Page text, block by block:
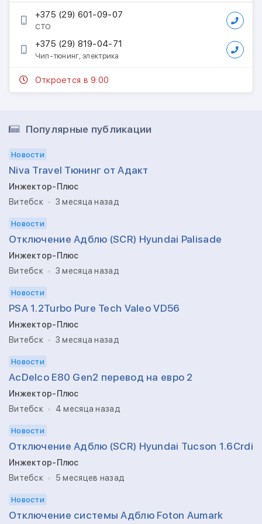
+375 (29) 601-09-07
СТО
+375 (29) 819-04-71
Чип-тюнинг, электрика
Откроется в 9:00
Популярные публикации
Новости
Niva Travel Тюнинг от Адакт
Инжектор-Плюс
Витебск
3 месяца назад
Новости
Отключение Адблю (SCR) Hyundai Palisade
Инжектор-Плюс
Витебск
3 месяца назад
Новости
PSA 1.2Turbo Pure Tech Valeo VD56
Инжектор-Плюс
Витебск
3 месяца назад
Новости
AcDelco E80 Gen2 перевод на евро 2
Инжектор-Плюс
Витебск
4 месяца назад
Новости
Отключение Адблю (SCR) Hyundai Tucson 1.6Crdi
Инжектор-Плюс
Витебск
5 месяцев назад
Новости
Отключение системы Адблю Foton Aumark